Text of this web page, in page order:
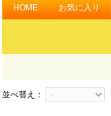
HOME お気に入り
並べ替え：